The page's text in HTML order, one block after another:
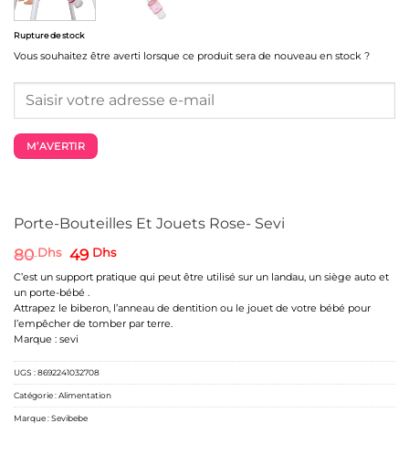
Porte-Bouteilles Et Jouets Rose- Sevi
80Dhs Le
initial
était :
80 Dhs.
49 DhsLe
prix
actuel
49 Dhs.
C’est un support pratique qui peut être utilisé sur un landau, un siège auto et
un porte-bébé .
Attrapez le biberon, l’anneau de dentition ou le jouet de votre bébé pour
l’empêcher de tomber par terre.
Marque : sevi
Rupture de stock
Vous souhaitez être averti lorsque ce produit sera de nouveau en stock ?
M’AVERTIR
UGS :8692241032708
Catégorie :Alimentation
Marque :Sevibebe